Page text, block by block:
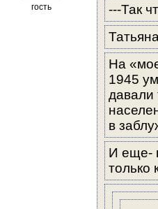
гость
---Так
На
1945
давали
в
И еще-
только